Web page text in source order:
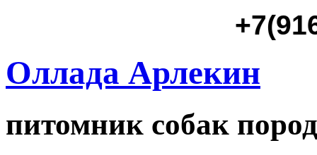
Оллада Арлекин
питомник собак